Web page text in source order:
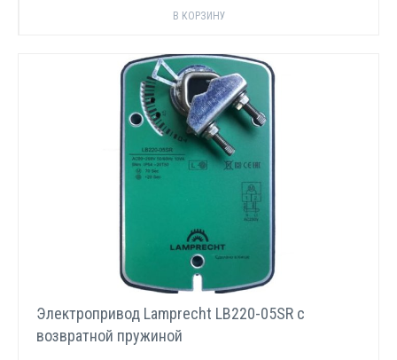
Электропривод Lamprecht LB220-05SR с
возвратной пружиной